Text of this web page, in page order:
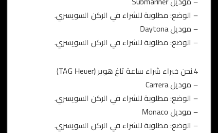
– الوضع: مطلوبة للشراء في الركن السويسري.
– موديل Daytona
– الوضع: مطلوبة للشراء في الركن السويسري.
4.نحن خبراء شراء ساعة تاغ هوير (TAG Heuer)
– موديل Carrera
– الوضع: مطلوبة للشراء في الركن السويسري.
– موديل Monaco
– الوضع: مطلوبة للشراء في الركن السويسري.